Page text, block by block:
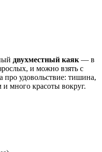
двухместный каяк — в
и можно взять с
про удовольствие: тишина,
много красоты вокруг.